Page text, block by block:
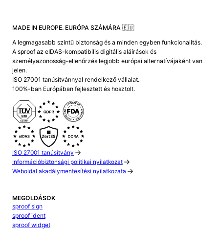
MADE IN EUROPE. EURÓPA SZÁMÁRA 🇪🇺
A legmagasabb szintű biztonság és a minden egyben funkcionalitás.
A sproof az eIDAS-kompatibilis digitális aláírások és
személyazonosság-ellenőrzés legjobb európai alternatívájaként van
jelen.
ISO 27001 tanúsítvánnyal rendelkező vállalat.
100%-ban Európában fejlesztett és hosztolt.
ISO 27001 tanúsítvány
Információbiztonsági politikai nyilatkozat
Weboldal akadálymentesítési nyilatkozata
MEGOLDÁSOK
sproof sign
sproof ident
sproof widget